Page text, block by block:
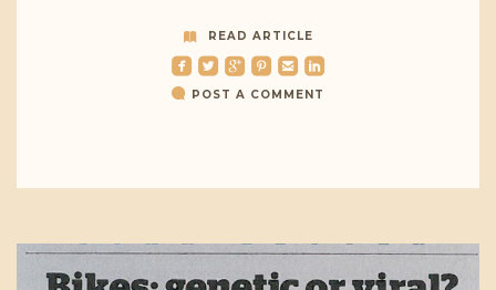
READ ARTICLE
roundedfacebook roundedtwitterbird roundedgoogleplus roundedpinterest roundedemail roundedlinkedin
POST A COMMENT